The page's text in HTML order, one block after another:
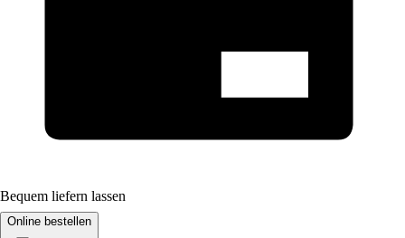
Bequem liefern lassen
Online bestellen